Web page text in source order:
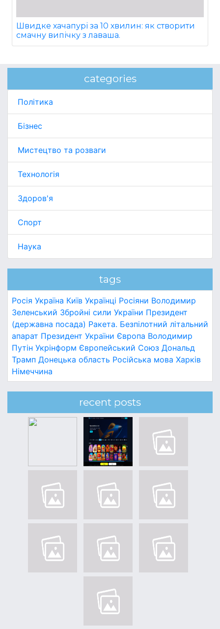
Швидке хачапурі за 10 хвилин: як створити
смачну випічку з лаваша.
categories
Політика
Бізнес
Мистецтво та розваги
Технологія
Здоров'я
Спорт
Наука
tags
Росія Україна Київ Українці Росіяни Володимир
Зеленський Збройні сили України Президент
(державна посада) Ракета. Безпілотний літальний
апарат Президент України Європа Володимир
Путін Укрінформ Європейський Союз Дональд
Трамп Донецька область Російська мова Харків
Німеччина
recent posts